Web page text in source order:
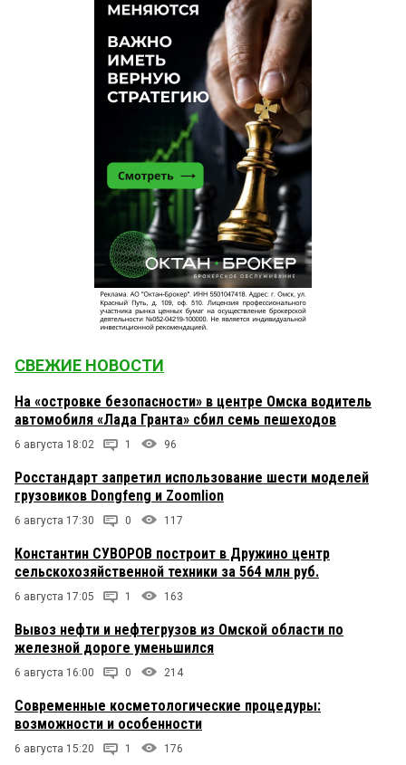
СВЕЖИЕ НОВОСТИ
На «островке безопасности» в центре Омска водитель
автомобиля «Лада Гранта» сбил семь пешеходов
6 августа 18:02 1 96
Росстандарт запретил использование шести моделей
грузовиков Dongfeng и Zoomlion
6 августа 17:30 0 117
Константин СУВОРОВ построит в Дружино центр
сельскохозяйственной техники за 564 млн руб.
6 августа 17:05 1 163
Вывоз нефти и нефтегрузов из Омской области по
железной дороге уменьшился
6 августа 16:00 0 214
Современные косметологические процедуры:
возможности и особенности
6 августа 15:20 1 176